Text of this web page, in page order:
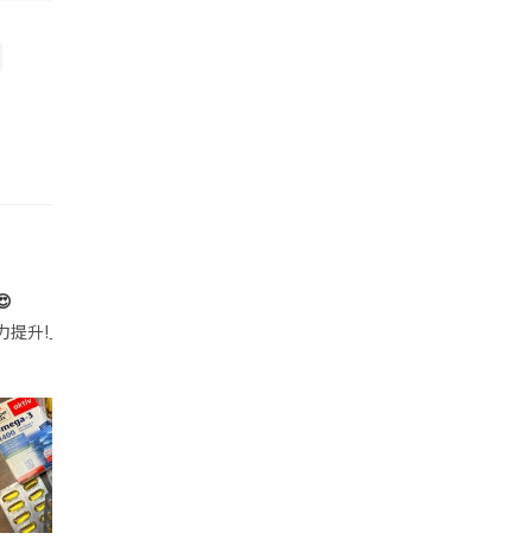
帶的行動電源機身已標示「10000mAh」，卻仍被要求當場丟
提升!｣ 長時間對住電腦､剪片寫稿,成日覺得眼睛乾澀､腦袋好似｢斷